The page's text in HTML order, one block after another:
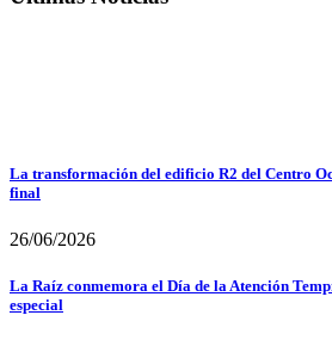
La transformación del edificio R2 del Centro
final
26/06/2026
La Raíz conmemora el Día de la Atención
especial